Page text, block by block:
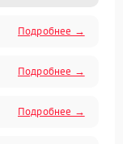
Подробнее →
Подробнее →
Подробнее →